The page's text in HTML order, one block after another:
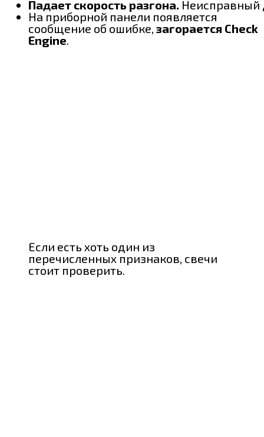
Падает скорость разгона. Неисправный
На приборной панели появляется
сообщение об ошибке, загорается Check
Engine.
Если есть хоть один из
перечисленных признаков, свечи
стоит проверить.